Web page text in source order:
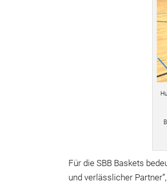
Für die SBB Baskets
und verlässlicher